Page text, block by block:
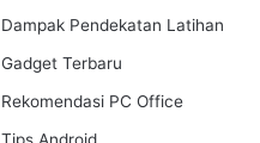
Dampak Pendekatan Latihan
Gadget Terbaru
Rekomendasi PC Office